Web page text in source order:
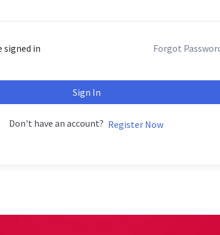
signed in Forgot
Sign In
Don't have an account? Register Now